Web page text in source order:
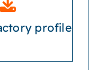
profile